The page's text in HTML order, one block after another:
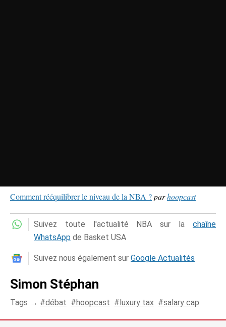
Comment rééquilibrer le niveau de la NBA ?parhoopcast
Suivez toute l'actualité NBA sur la chaîne
WhatsApp de Basket USA
Suivez nous également sur Google Actualités
Simon Stéphan
Tags → débat hoopcast luxury tax salary cap